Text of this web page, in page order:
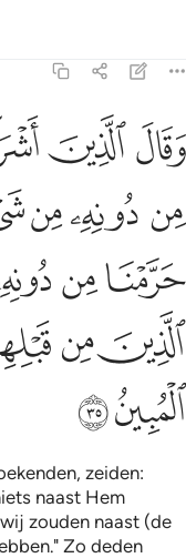
وقال الذين اشركوا لو
وَقَالَ ٱلَّذِينَ أَشْرَكُوا۟
ﱁﱂ
ﱉﱊﱋ
ﱑﱒ
ﱙﱚ
ﱢﱣ
zeiden:
naast Hem
zouden naast (de
Zo deden